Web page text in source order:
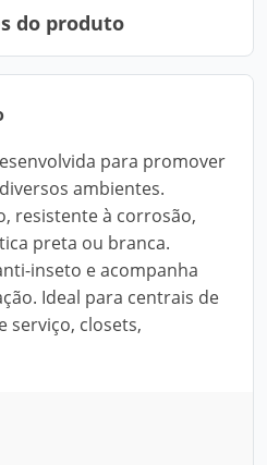
do produto
para promover
ambientes.
resistente à corrosão,
preta ou branca.
inseto e acompanha
Ideal para centrais de
serviço, closets,